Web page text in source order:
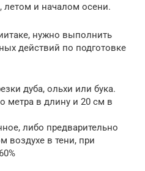
летом и началом осени.
нужно выполнить
действий по подготовке
дуба, ольхи или бука.
метра в длину и 20 см в
либо предварительно
воздухе в тени, при